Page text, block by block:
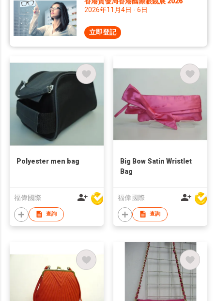
2026年11月4日 - 6日
立即登記
Polyester men bag
福偉國際
查詢
Big Bow Satin Wristlet
Bag
福偉國際
查詢